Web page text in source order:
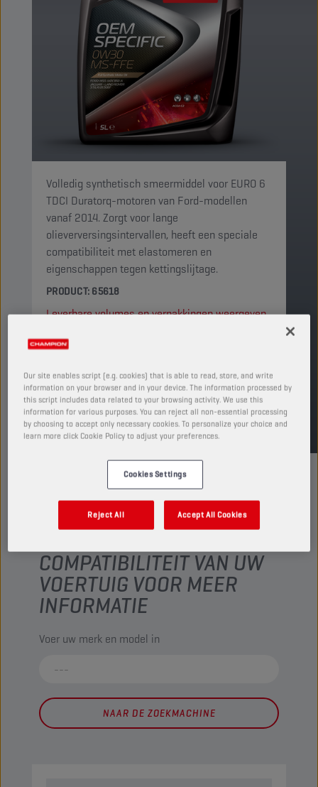
Volledig synthetisch smeermiddel voor EURO 6
TDCI Duratorq-motoren van Ford-modellen
vanaf 2014. Zorgt voor lange
olieverversingsintervallen, heeft een speciale
compatibiliteit met elastomeren en
eigenschappen tegen kettingslijtage.
PRODUCT: 65618
Leverbare volumes en verpakkingen weergeven
TDS MSDS
COMPATIBILITEIT VAN UW
VOERTUIG VOOR MEER
INFORMATIE
Voer uw merk en model in
NAAR DE ZOEKMACHINE
Our site enables script (e.g. cookies) that is able to read, store, and write
information on your browser and in your device. The information processed by
this script includes data related to your browsing activity. We use this
information for various purposes. You can reject all non-essential processing
by choosing to accept only necessary cookies. To personalize your choice and
learn more click Cookie Policy to adjust your preferences.
Cookies Settings
Reject All Accept All Cookies